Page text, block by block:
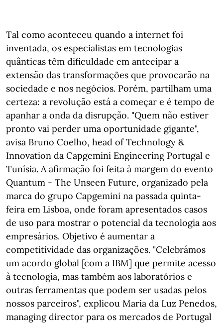
Tal como aconteceu quando a internet foi
inventada, os especialistas em tecnologias
quânticas têm dificuldade em antecipar a
extensão das transformações que provocarão na
sociedade e nos negócios. Porém, partilham uma
certeza: a revolução está a começar e é tempo de
apanhar a onda da disrupção. "Quem não estiver
pronto vai perder uma oportunidade gigante",
avisa Bruno Coelho, head of Technology &
Innovation da Capgemini Engineering Portugal e
Tunísia. A afirmação foi feita à margem do evento
Quantum - The Unseen Future, organizado pela
marca do grupo Capgemini na passada quinta-
feira em Lisboa, onde foram apresentados casos
de uso para mostrar o potencial da tecnologia aos
empresários. Objetivo é aumentar a
competitividade das organizações. "Celebrámos
um acordo global [com a IBM] que permite acesso
à tecnologia, mas também aos laboratórios e
outras ferramentas que podem ser usadas pelos
nossos parceiros", explicou Maria da Luz Penedos,
managing director para os mercados de Portugal